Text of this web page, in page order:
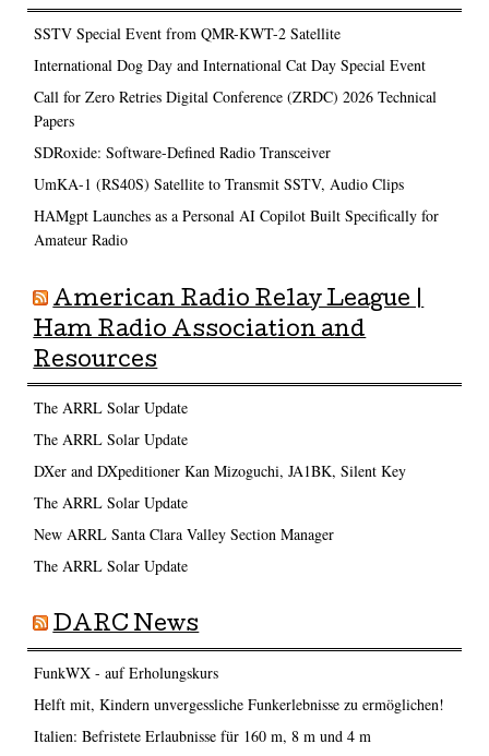
SSTV Special Event from QMR-KWT-2 Satellite
International Dog Day and International Cat Day Special Event
Call for Zero Retries Digital Conference (ZRDC) 2026 Technical
Papers
SDRoxide: Software-Defined Radio Transceiver
UmKA-1 (RS40S) Satellite to Transmit SSTV, Audio Clips
HAMgpt Launches as a Personal AI Copilot Built Specifically for
Amateur Radio
American Radio Relay League |
Ham Radio Association and
Resources
The ARRL Solar Update
The ARRL Solar Update
DXer and DXpeditioner Kan Mizoguchi, JA1BK, Silent Key
The ARRL Solar Update
New ARRL Santa Clara Valley Section Manager
The ARRL Solar Update
DARC News
FunkWX - auf Erholungskurs
Helft mit, Kindern unvergessliche Funkerlebnisse zu ermöglichen!
Italien: Befristete Erlaubnisse für 160 m, 8 m und 4 m